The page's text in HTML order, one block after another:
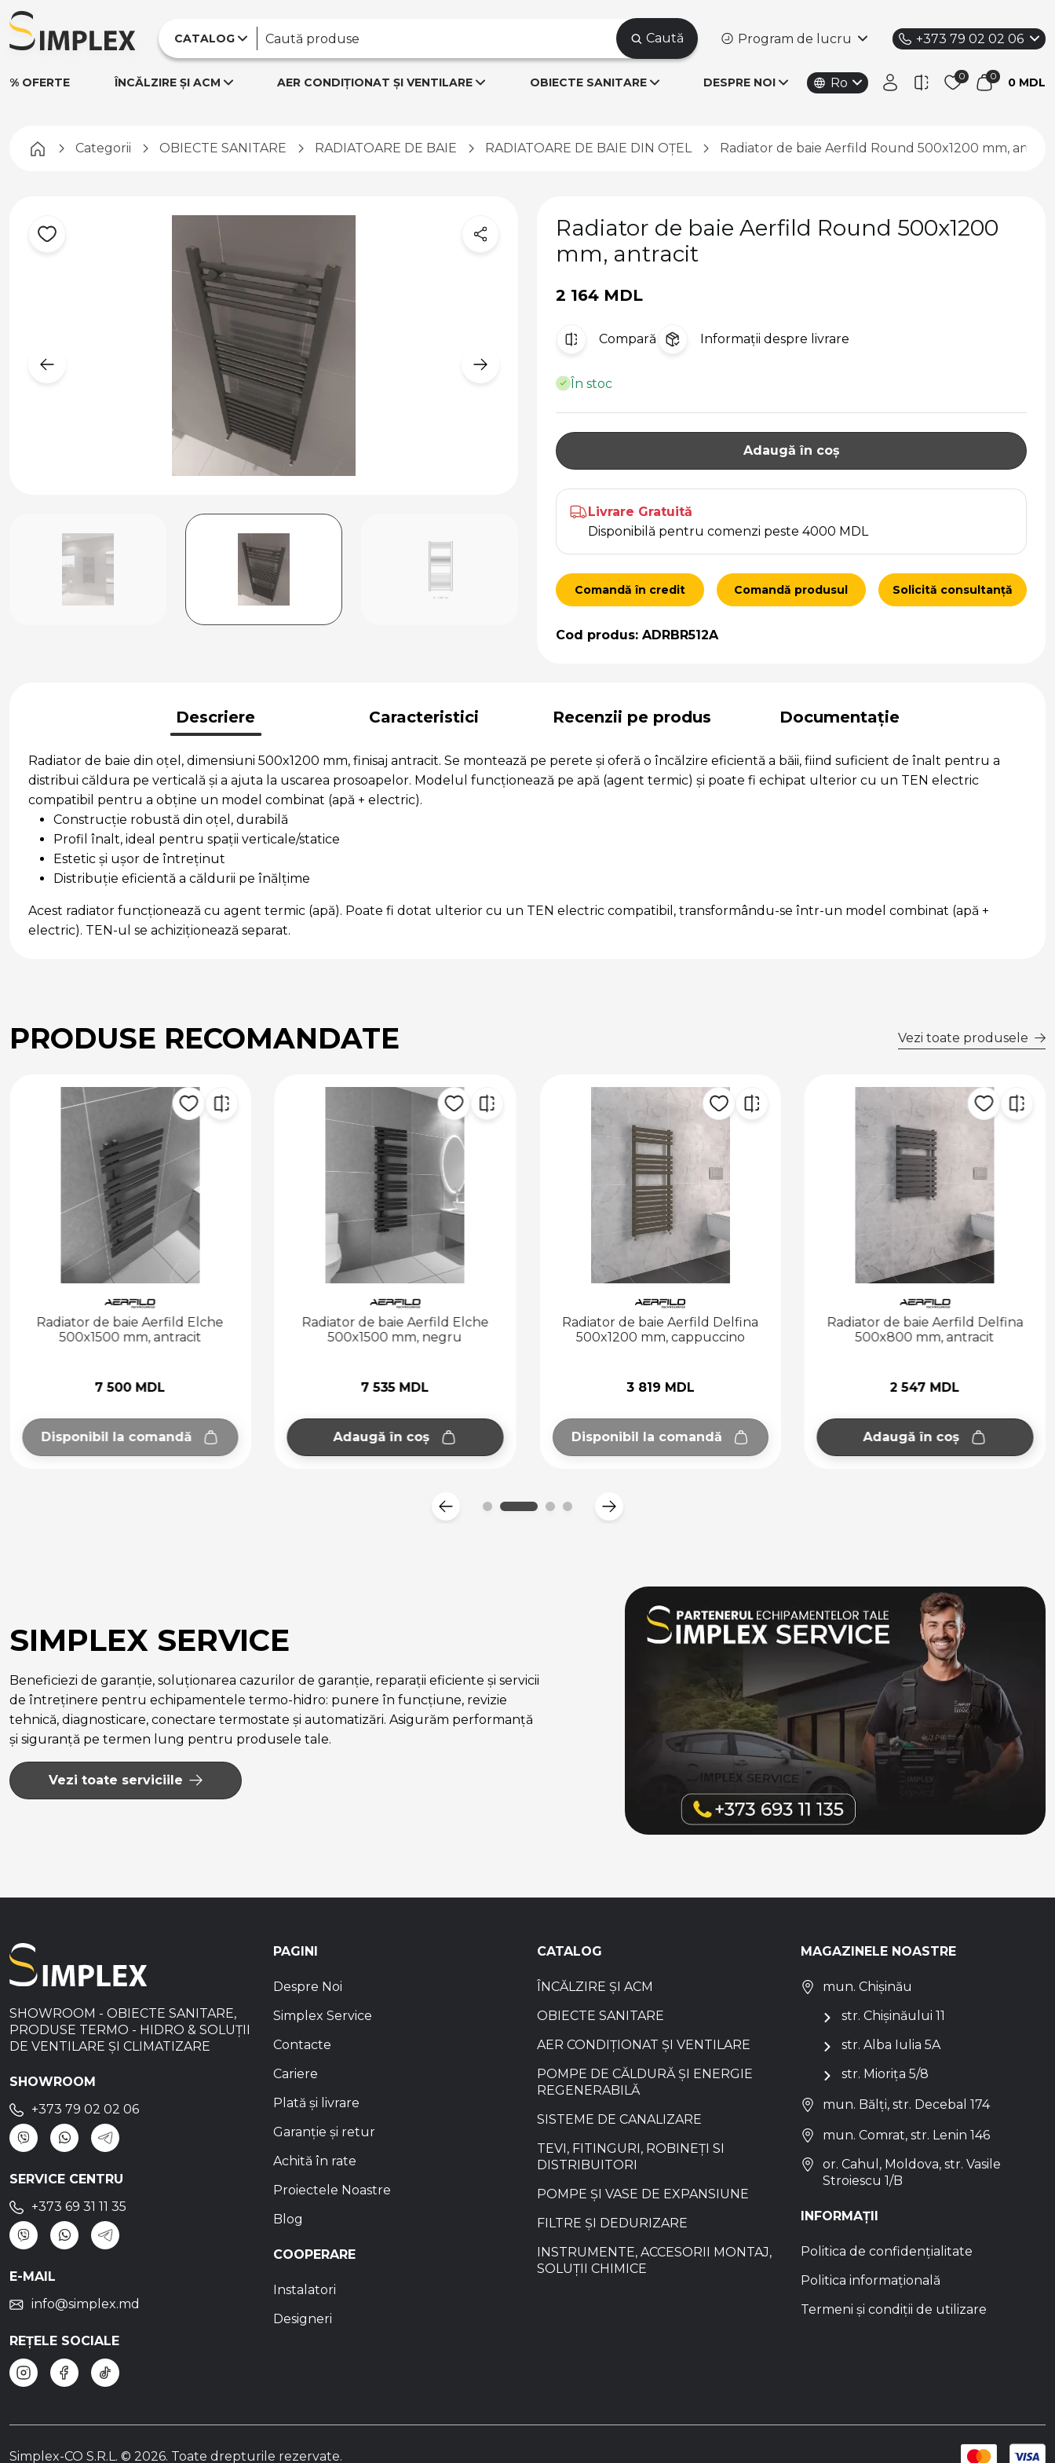
CATALOG Caută Program de lucru +373 79 02 02 06
% OFERTE ÎNCĂLZIRE ȘI ACM AER CONDIȚIONAT ȘI VENTILARE OBIECTE SANITARE DESPRE NOI Ro 0 MDL
Pagina principală
Categorii OBIECTE SANITARE RADIATOARE DE BAIE RADIATOARE DE BAIE DIN OȚEL Radiator de baie Aerfild Round 500x1200 mm,
Radiator de baie Aerfild Round 500x1200
mm, antracit
2 164 MDL
Compară Informații despre livrare
În stoc
Adaugă în coș
Livrare Gratuită
Disponibilă pentru comenzi peste 4000 MDL
Comandă în credit Comandă produsul Solicită consultanță
Cod produs: ADRBR512A
Descriere Caracteristici Recenzii pe produs Documentație
Radiator de baie din oțel, dimensiuni 500x1200 mm, finisaj antracit. Se montează pe perete și oferă o încălzire eficientă a băii, fiind suficient de înalt pentru a
distribui căldura pe verticală și a ajuta la uscarea prosoapelor. Modelul funcționează pe apă (agent termic) și poate fi echipat ulterior cu un TEN electric
compatibil pentru a obține un model combinat (apă + electric).
Construcție robustă din oțel, durabilă
Profil înalt, ideal pentru spații verticale/statice
Estetic și ușor de întreținut
Distribuție eficientă a căldurii pe înălțime
Acest radiator funcționează cu agent termic (apă). Poate fi dotat ulterior cu un TEN electric compatibil, transformându-se într-un model combinat (apă +
electric). TEN-ul se achiziționează separat.
PRODUSE RECOMANDATE Vezi toate produsele
Radiator de baie Aerfild Elche
500x1500 mm, antracit
7 500 MDL
Disponibil la comandă
Radiator de baie Aerfild Elche
500x1500 mm, negru
7 535 MDL
Adaugă în coș
Radiator de baie Aerfild Delfina
500x1200 mm, cappuccino
3 819 MDL
Disponibil la comandă
Radiator de baie Aerfild Delfina
500x800 mm, antracit
2 547 MDL
Adaugă în coș
SIMPLEX SERVICE
Beneficiezi de garanție, soluționarea cazurilor de garanție, reparații eficiente și servicii
de întreținere pentru echipamentele termo-hidro: punere în funcțiune, revizie
tehnică, diagnosticare, conectare termostate și automatizări. Asigurăm performanță
și siguranță pe termen lung pentru produsele tale.
Vezi toate serviciile
SHOWROOM - OBIECTE SANITARE,
PRODUSE TERMO - HIDRO & SOLUȚII
DE VENTILARE ȘI CLIMATIZARE
SHOWROOM
+373 79 02 02 06
SERVICE CENTRU
+373 69 31 11 35
E-MAIL
info@simplex.md
REȚELE SOCIALE
PAGINI
Despre Noi
Simplex Service
Contacte
Cariere
Plată și livrare
Garanție și retur
Achită în rate
Proiectele Noastre
Blog
COOPERARE
Instalatori
Designeri
CATALOG
ÎNCĂLZIRE ȘI ACM
OBIECTE SANITARE
AER CONDIȚIONAT ȘI VENTILARE
POMPE DE CĂLDURĂ ȘI ENERGIE
REGENERABILĂ
SISTEME DE CANALIZARE
TEVI, FITINGURI, ROBINEȚI SI
DISTRIBUITORI
POMPE ȘI VASE DE EXPANSIUNE
FILTRE ȘI DEDURIZARE
INSTRUMENTE, ACCESORII MONTAJ,
SOLUȚII CHIMICE
MAGAZINELE NOASTRE
mun. Chișinău
str. Chișinăului 11
str. Alba Iulia 5A
str. Miorița 5/8
mun. Bălți, str. Decebal 174
mun. Comrat, str. Lenin 146
or. Cahul, Moldova, str. Vasile
Stroiescu 1/B
INFORMAȚII
Politica de confidențialitate
Politica informațională
Termeni și condiții de utilizare
Simplex-CO S.R.L. © 2026. Toate drepturile rezervate.